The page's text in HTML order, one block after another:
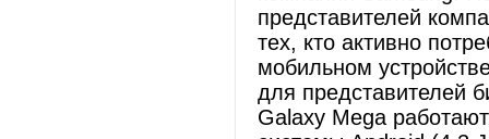
представителей
тех, кто активно
мобильном
для представителей
Galaxy Mega